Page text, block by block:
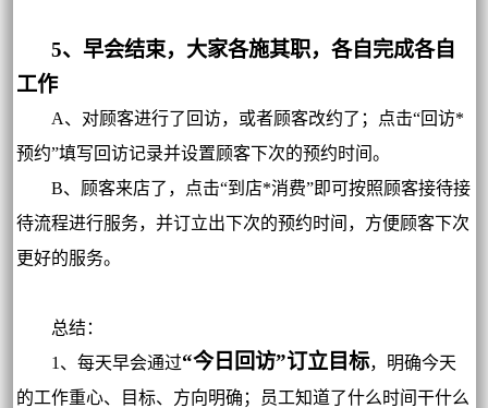
5、早会结束，大家各施其职，各自完成各自
工作
A、对顾客进行了回访，或者顾客改约了；点击“回访*
预约”填写回访记录并设置顾客下次的预约时间。
B、顾客来店了，点击“到店*消费”即可按照顾客接待接
待流程进行服务，并订立出下次的预约时间，方便顾客下次
更好的服务。
总结：
1、每天早会通过“今日回访”订立目标，明确今天
的工作重心、目标、方向明确；员工知道了什么时间干什么